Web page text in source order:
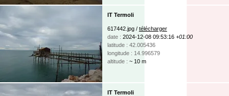
IT Termoli
617442.jpg / télécharger
date : 2024-12-08 09:53:16 +01:00
latitude : 42.005436
longitude : 14.996579
altitude : ~ 10 m
IT Termoli